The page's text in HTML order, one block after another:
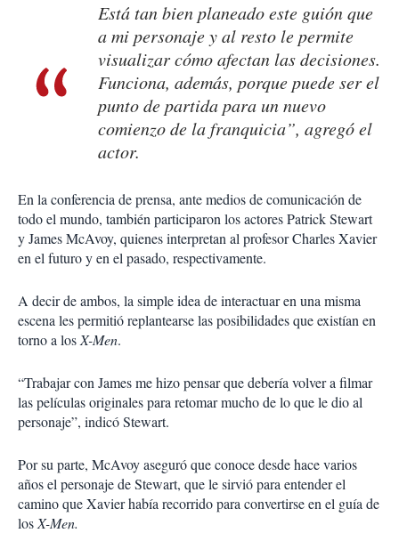
Está tan bien planeado este guión que
a mi personaje y al resto le permite
visualizar cómo afectan las decisiones.
Funciona, además, porque puede ser el
punto de partida para un nuevo
comienzo de la franquicia”, agregó el
actor.
En la conferencia de prensa, ante medios de comunicación de
todo el mundo, también participaron los actores Patrick Stewart
y James McAvoy, quienes interpretan al profesor Charles Xavier
en el futuro y en el pasado, respectivamente.
A decir de ambos, la simple idea de interactuar en una misma
escena les permitió replantearse las posibilidades que existían en
torno a los X-Men.
“Trabajar con James me hizo pensar que debería volver a filmar
las películas originales para retomar mucho de lo que le dio al
personaje”, indicó Stewart.
Por su parte, McAvoy aseguró que conoce desde hace varios
años el personaje de Stewart, que le sirvió para entender el
camino que Xavier había recorrido para convertirse en el guía de
los X-Men.